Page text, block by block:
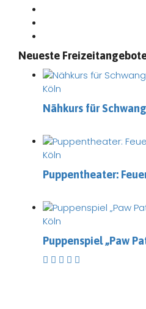
Neueste
Köln
Nähkurs für
Köln
Puppentheater:
Köln
Puppenspiel „Paw